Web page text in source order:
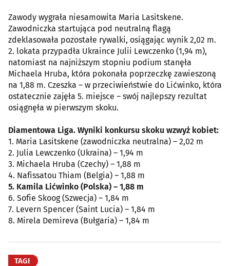
Zawody wygrała niesamowita Maria Lasitskene.
Zawodniczka startująca pod neutralną flagą
zdeklasowała pozostałe rywalki, osiągając wynik 2,02 m.
2. lokata przypadła Ukraince Julii Lewczenko (1,94 m),
natomiast na najniższym stopniu podium stanęła
Michaela Hruba, która pokonała poprzeczkę zawieszoną
na 1,88 m. Czeszka – w przeciwieństwie do Lićwinko, która
ostatecznie zajęła 5. miejsce – swój najlepszy rezultat
osiągnęła w pierwszym skoku.
Diamentowa Liga. Wyniki konkursu skoku wzwyż kobiet:
1. Maria Lasitskene (zawodniczka neutralna) – 2,02 m
2. Julia Lewczenko (Ukraina) – 1,94 m
3. Michaela Hruba (Czechy) – 1,88 m
4. Nafissatou Thiam (Belgia) – 1,88 m
5. Kamila Lićwinko (Polska) – 1,88 m
6. Sofie Skoog (Szwecja) – 1,84 m
7. Levern Spencer (Saint Lucia) – 1,84 m
8. Mirela Demireva (Bułgaria) – 1,84 m
TAGI